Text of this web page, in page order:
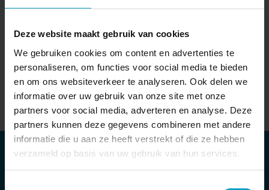
Deze website maakt gebruik van cookies
We gebruiken cookies om content en advertenties te
personaliseren, om functies voor social media te bieden
en om ons websiteverkeer te analyseren. Ook delen we
informatie over uw gebruik van onze site met onze
partners voor social media, adverteren en analyse. Deze
partners kunnen deze gegevens combineren met andere
informatie die u aan ze heeft verstrekt of die ze hebben
verzameld op basis van uw gebruik van hun services.
MAIL ONS DIRECT
Stuur bericht